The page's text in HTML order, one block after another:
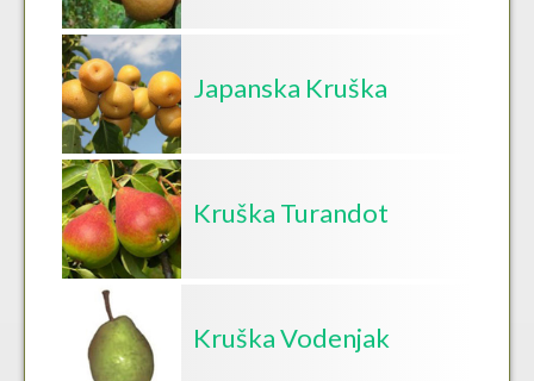
Japanska Kruška
Kruška Turandot
Kruška Vodenjak